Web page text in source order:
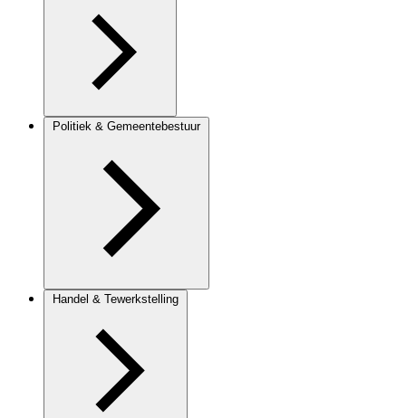
Politiek & Gemeentebestuur
Handel & Tewerkstelling